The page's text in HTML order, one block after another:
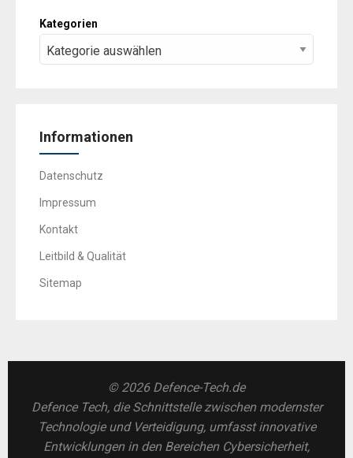
Kategorien
Informationen
Datenschutz
Impressum
Kontakt
Leitbild & Qualität
Sitemap
© 2026 Defence-Tech.de
Defence Tech, die Schnittstelle zwischen modernster
Technologie und Verteidigung, umfasst innovative
Entwicklungen in den Bereichen Cybersicherheit,